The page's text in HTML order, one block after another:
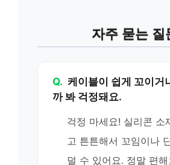
자주 묻는 질
Q. 케이블이 쉽게 꼬이거
까 봐 걱정돼요.
걱정 마세요! 실리콘 소
고 튼튼해서 꼬임이나
덜 수 있어요. 정말 편해